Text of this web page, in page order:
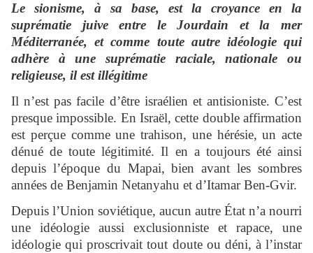
Le sionisme, à sa base, est la croyance en la
suprématie juive entre le Jourdain et la mer
Méditerranée, et comme toute autre idéologie qui
adhère à une suprématie raciale, nationale ou
religieuse, il est illégitime
Il n’est pas facile d’être israélien et antisioniste. C’est
presque impossible. En Israël, cette double affirmation
est perçue comme une trahison, une hérésie, un acte
dénué de toute légitimité. Il en a toujours été ainsi
depuis l’époque du Mapai, bien avant les sombres
années de Benjamin Netanyahu et d’Itamar Ben-Gvir.
Depuis l’Union soviétique, aucun autre État n’a nourri
une idéologie aussi exclusionniste et rapace, une
idéologie qui proscrivait tout doute ou déni, à l’instar